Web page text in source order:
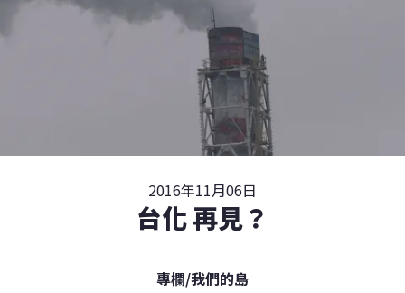
2016年11月06日
台化 再見？
專欄/我們的島